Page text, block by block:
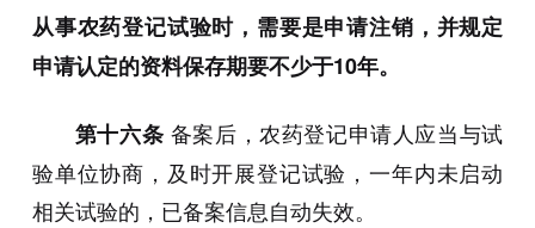
从事农药登记试验时，需要是申请注销，并规定
申请认定的资料保存期要不少于10年。
第十六条 备案后，农药登记申请人应当与试
验单位协商，及时开展登记试验，一年内未启动
相关试验的，已备案信息自动失效。